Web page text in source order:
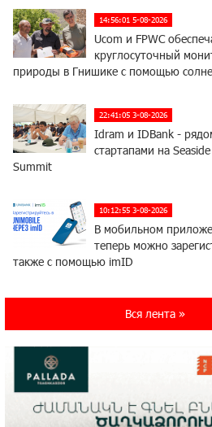
14:56:01 5-08-2026
Ucom и FPWC
круглосуточный
природы в Гнишике с помощью
22:41:05 3-08-2026
Idram и IDBank -
стартапами на
Summit
10:12:55 3-08-2026
В мобильном
теперь можно
также с помощью imID
кибератаках на школьников
11:21:15 31-07-2026
ЕАЭС со временем
Вся лента »